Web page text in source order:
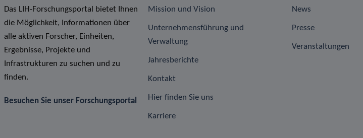
Das LIH-Forschungsportal bietet Ihnen
die Möglichkeit, Informationen über
alle aktiven Forscher, Einheiten,
Ergebnisse, Projekte und
Infrastrukturen zu suchen und zu
finden.
Besuchen Sie unser Forschungsportal
Mission und Vision
Unternehmensführung und
Verwaltung
Jahresberichte
Kontakt
Hier finden Sie uns
Karriere
News
Presse
Veranstaltungen